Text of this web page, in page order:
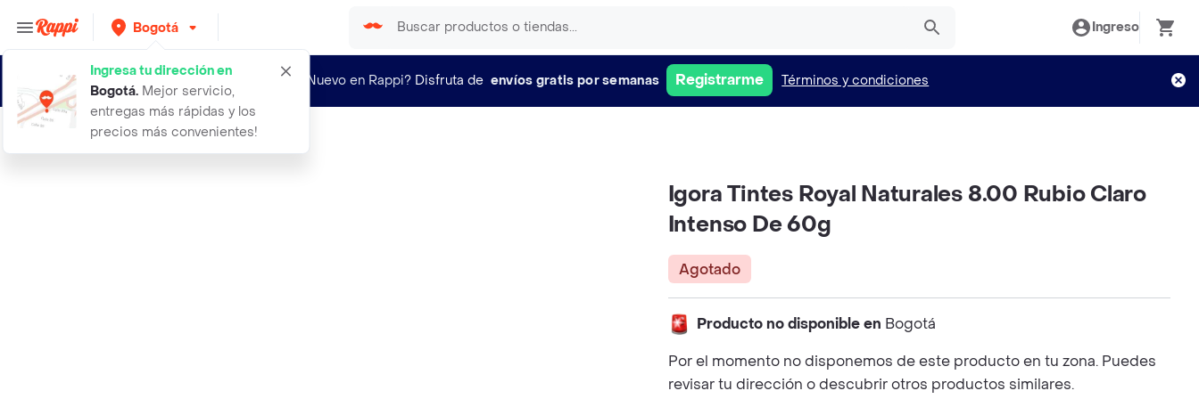
Bogotá
Ingresa tu dirección en
Bogotá. Mejor servicio,
entregas más rápidas y los
precios más convenientes!
Ingreso
¿Nuevo en Rappi? Disfruta de envíos gratis por semanas Registrarme Términos y condiciones
igora tintes royal naturales 800 ru
Igora Tintes Royal Naturales 8.00 Rubio Claro
Intenso De 60g
Agotado
Producto no disponible en Bogotá
Por el momento no disponemos de este producto en tu zona. Puedes
revisar tu dirección o descubrir otros productos similares.